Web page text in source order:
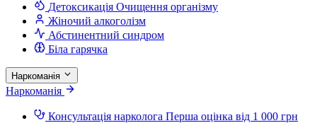
Детоксикація Очищення організму
Жіночий алкоголізм
Абстинентний синдром
Біла гарячка
Наркоманія
Наркоманія
Консультація нарколога Перша оцінка від 1 000 грн